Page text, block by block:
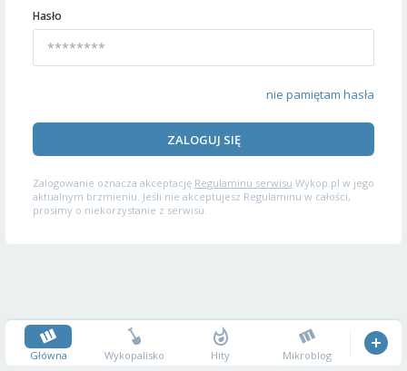
Hasło
nie pamiętam hasła
ZALOGUJ SIĘ
Zalogowanie oznacza akceptację Regulaminu serwisu Wykop.pl w jego
aktualnym brzmieniu. Jeśli nie akceptujesz Regulaminu w całości,
prosimy o niekorzystanie z serwisu.
Główna Wykopalisko Hity Mikroblog